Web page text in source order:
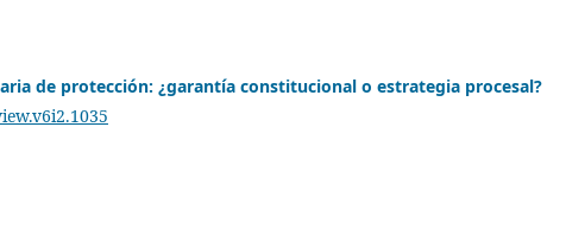
de protección: ¿garantía constitucional o estrategia procesal?